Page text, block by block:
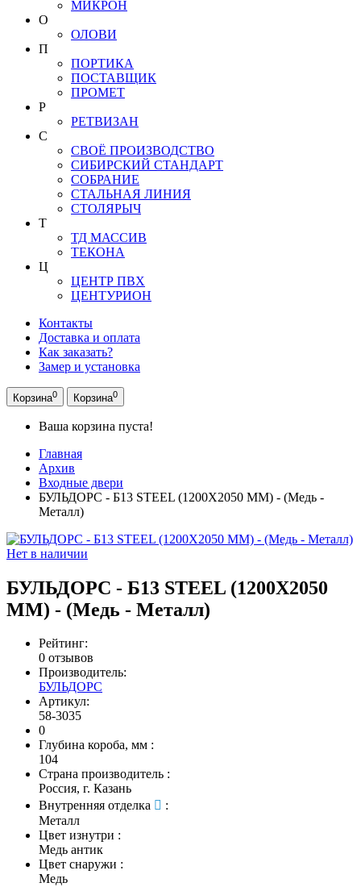
МИКРОН
О
ОЛОВИ
П
ПОРТИКА
ПОСТАВЩИК
ПРОМЕТ
Р
РЕТВИЗАН
С
СВОЁ ПРОИЗВОДСТВО
СИБИРСКИЙ СТАНДАРТ
СОБРАНИЕ
СТАЛЬНАЯ ЛИНИЯ
СТОЛЯРЫЧ
Т
ТД МАССИВ
ТЕКОНА
Ц
ЦЕНТР ПВХ
ЦЕНТУРИОН
Контакты
Доставка и оплата
Как заказать?
Замер и установка
Корзина0 Корзина0
Ваша корзина пуста!
Главная
Архив
Входные двери
БУЛЬДОРС - Б13 STEEL (1200Х2050 ММ) - (Медь -
Металл)
Нет в наличии
БУЛЬДОРС - Б13 STEEL (1200Х2050
ММ) - (Медь - Металл)
Рейтинг:
0 отзывов
Производитель:
БУЛЬДОРС
Артикул:
58-3035
0
Глубина короба, мм :
104
Страна производитель :
Россия, г. Казань
Внутренняя отделка
:
Металл
Цвет изнутри :
Медь антик
Цвет снаружи :
Медь